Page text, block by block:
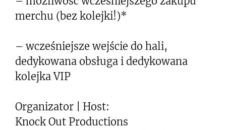
merchu (bez kolejki!)*
– wcześniejsze wejście do hali,
dedykowana obsługa i dedykowana
kolejka VIP
Organizator | Host:
Knock Out Productions